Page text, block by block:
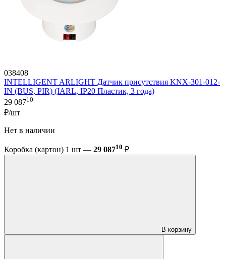
038408
INTELLIGENT ARLIGHT Датчик присутствия KNX-301-012-
IN (BUS, PIR) (IARL, IP20 Пластик, 3 года)
29 08710
₽/шт
Нет в наличии
Коробка (картон) 1 шт — 29 08710 ₽
В корзину